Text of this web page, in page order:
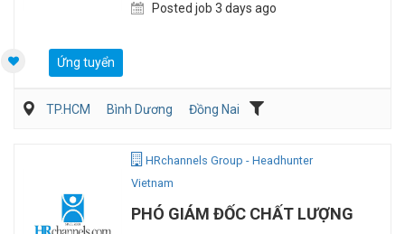
Posted job 3 days ago
Ứng tuyển
TP.HCM Bình Dương
Đồng Nai
HRchannels Group - Headhunter
Vietnam
PHÓ GIÁM ĐỐC CHẤT LƯỢNG